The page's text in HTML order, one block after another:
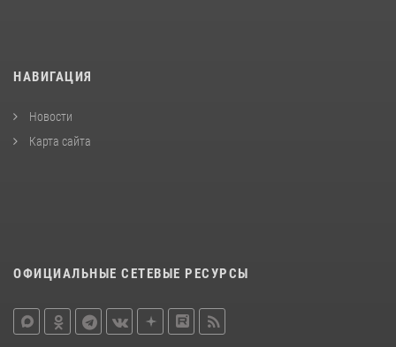
НАВИГАЦИЯ
Новости
Карта сайта
ОФИЦИАЛЬНЫЕ СЕТЕВЫЕ РЕСУРСЫ